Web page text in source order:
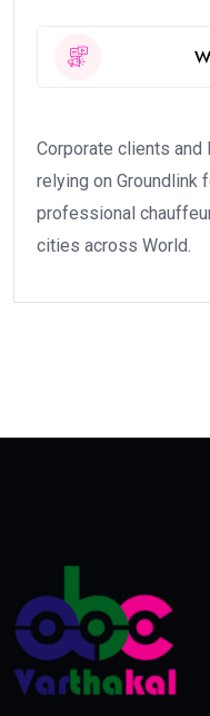
Corporate clients
relying on Groundlink
professional
cities across World.